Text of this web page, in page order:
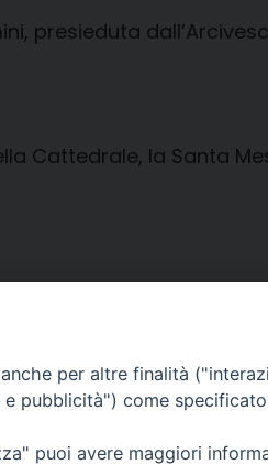
presieduta
Cattedrale, la Santa
per altre finalità
pubblicità") come
puoi avere maggiori